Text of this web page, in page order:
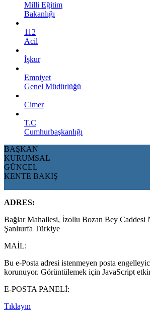
Milli Eğitim
Bakanlığı
112
Acil
İşkur
Emniyet
Genel Müdürlüğü
Cimer
T.C
Cumhurbaşkanlığı
BAŞKAN
KURUMSAL
GÜNCEL
KENTE BAKIŞ
ADRES:
Bağlar Mahallesi, İzollu Bozan Bey Caddesi
Şanlıurfa Türkiye
MAİL:
Bu e-Posta adresi istenmeyen posta
korunuyor. Görüntülemek için JavaScript
E-POSTA PANELİ:
Tıklayın